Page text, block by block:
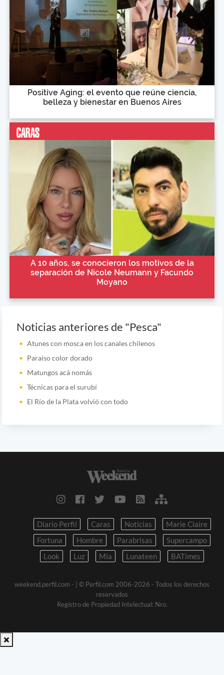
Positive Aging: el evento que reúne ciencia,
belleza y bienestar en Buenos Aires
A 10 años, se conocieron los motivos de la
separación de Nicole Neumann y Facundo
Moyano
Noticias anteriores de "Pesca"
Atunes con mosca en los canales chilenos
Paraíso color dorado
Matungos acá nomás
Técnicas para el surubí
El Río de la Plata volvió con todo
Diario Perfil Caras Noticias
Marie Claire
Fortuna
Hombre Parabrisas
Supercampo
Look
Luz Mia Lunateen BATimes
weekend.perfil.com -
| © Perfil.com 2006-2026 - Todos los derechos
reservados
Registro de Propiedad Intelectual: Nro.